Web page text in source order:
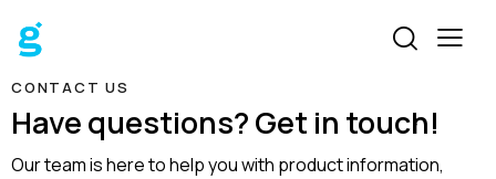
CONTACT US
Have questions? Get in touch!
Our team is here to help you with product information,